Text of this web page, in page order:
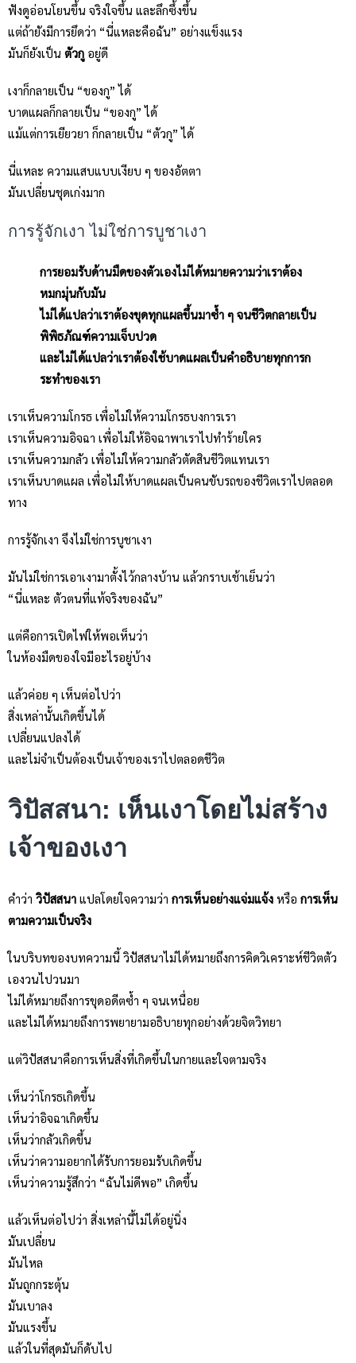
ฟังดูอ่อนโยนขึ้น จริงใจขึ้น และลึกซึ้งขึ้น
แต่ถ้ายังมีการยึดว่า “นี่แหละคือฉัน” อย่างแข็งแรง
มันก็ยังเป็น ตัวกู อยู่ดี
เงาก็กลายเป็น “ของกู” ได้
บาดแผลก็กลายเป็น “ของกู” ได้
แม้แต่การเยียวยา ก็กลายเป็น “ตัวกู” ได้
นี่แหละ ความแสบแบบเงียบ ๆ ของอัตตา
มันเปลี่ยนชุดเก่งมาก
การรู้จักเงา ไม่ใช่การบูชาเงา
การยอมรับด้านมืดของตัวเองไม่ได้หมายความว่าเราต้อง
หมกมุ่นกับมัน
ไม่ได้แปลว่าเราต้องขุดทุกแผลขึ้นมาซ้ำ ๆ จนชีวิตกลายเป็น
พิพิธภัณฑ์ความเจ็บปวด
และไม่ได้แปลว่าเราต้องใช้บาดแผลเป็นคำอธิบายทุกการก
ระทำของเรา
เราเห็นความโกรธ เพื่อไม่ให้ความโกรธบงการเรา
เราเห็นความอิจฉา เพื่อไม่ให้อิจฉาพาเราไปทำร้ายใคร
เราเห็นความกลัว เพื่อไม่ให้ความกลัวตัดสินชีวิตแทนเรา
เราเห็นบาดแผล เพื่อไม่ให้บาดแผลเป็นคนขับรถของชีวิตเราไปตลอด
ทาง
การรู้จักเงา จึงไม่ใช่การบูชาเงา
มันไม่ใช่การเอาเงามาตั้งไว้กลางบ้าน แล้วกราบเช้าเย็นว่า
“นี่แหละ ตัวตนที่แท้จริงของฉัน”
แต่คือการเปิดไฟให้พอเห็นว่า
ในห้องมืดของใจมีอะไรอยู่บ้าง
แล้วค่อย ๆ เห็นต่อไปว่า
สิ่งเหล่านั้นเกิดขึ้นได้
เปลี่ยนแปลงได้
และไม่จำเป็นต้องเป็นเจ้าของเราไปตลอดชีวิต
วิปัสสนา: เห็นเงาโดยไม่สร้าง
เจ้าของเงา
คำว่า วิปัสสนา แปลโดยใจความว่า การเห็นอย่างแจ่มแจ้ง หรือ การเห็น
ตามความเป็นจริง
ในบริบทของบทความนี้ วิปัสสนาไม่ได้หมายถึงการคิดวิเคราะห์ชีวิตตัว
เองวนไปวนมา
ไม่ได้หมายถึงการขุดอดีตซ้ำ ๆ จนเหนื่อย
และไม่ได้หมายถึงการพยายามอธิบายทุกอย่างด้วยจิตวิทยา
แต่วิปัสสนาคือการเห็นสิ่งที่เกิดขึ้นในกายและใจตามจริง
เห็นว่าโกรธเกิดขึ้น
เห็นว่าอิจฉาเกิดขึ้น
เห็นว่ากลัวเกิดขึ้น
เห็นว่าความอยากได้รับการยอมรับเกิดขึ้น
เห็นว่าความรู้สึกว่า “ฉันไม่ดีพอ” เกิดขึ้น
แล้วเห็นต่อไปว่า สิ่งเหล่านี้ไม่ได้อยู่นิ่ง
มันเปลี่ยน
มันไหล
มันถูกกระตุ้น
มันเบาลง
มันแรงขึ้น
แล้วในที่สุดมันก็ดับไป